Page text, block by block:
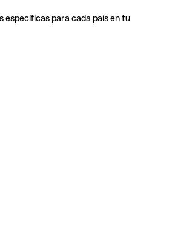
específicas para cada país en tu